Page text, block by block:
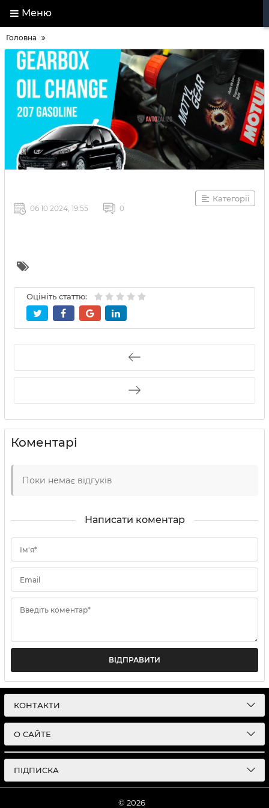
Меню
Головна
Категорії
06 10 2024, 19:55 0
Оцініть статтю:
Коментарі
Поки немає відгуків
Написати коментар
Ім'я*
Email
Введіть коментар*
ВІДПРАВИТИ
КОНТАКТИ
О САЙТЕ
ПІДПИСКА
© 2026